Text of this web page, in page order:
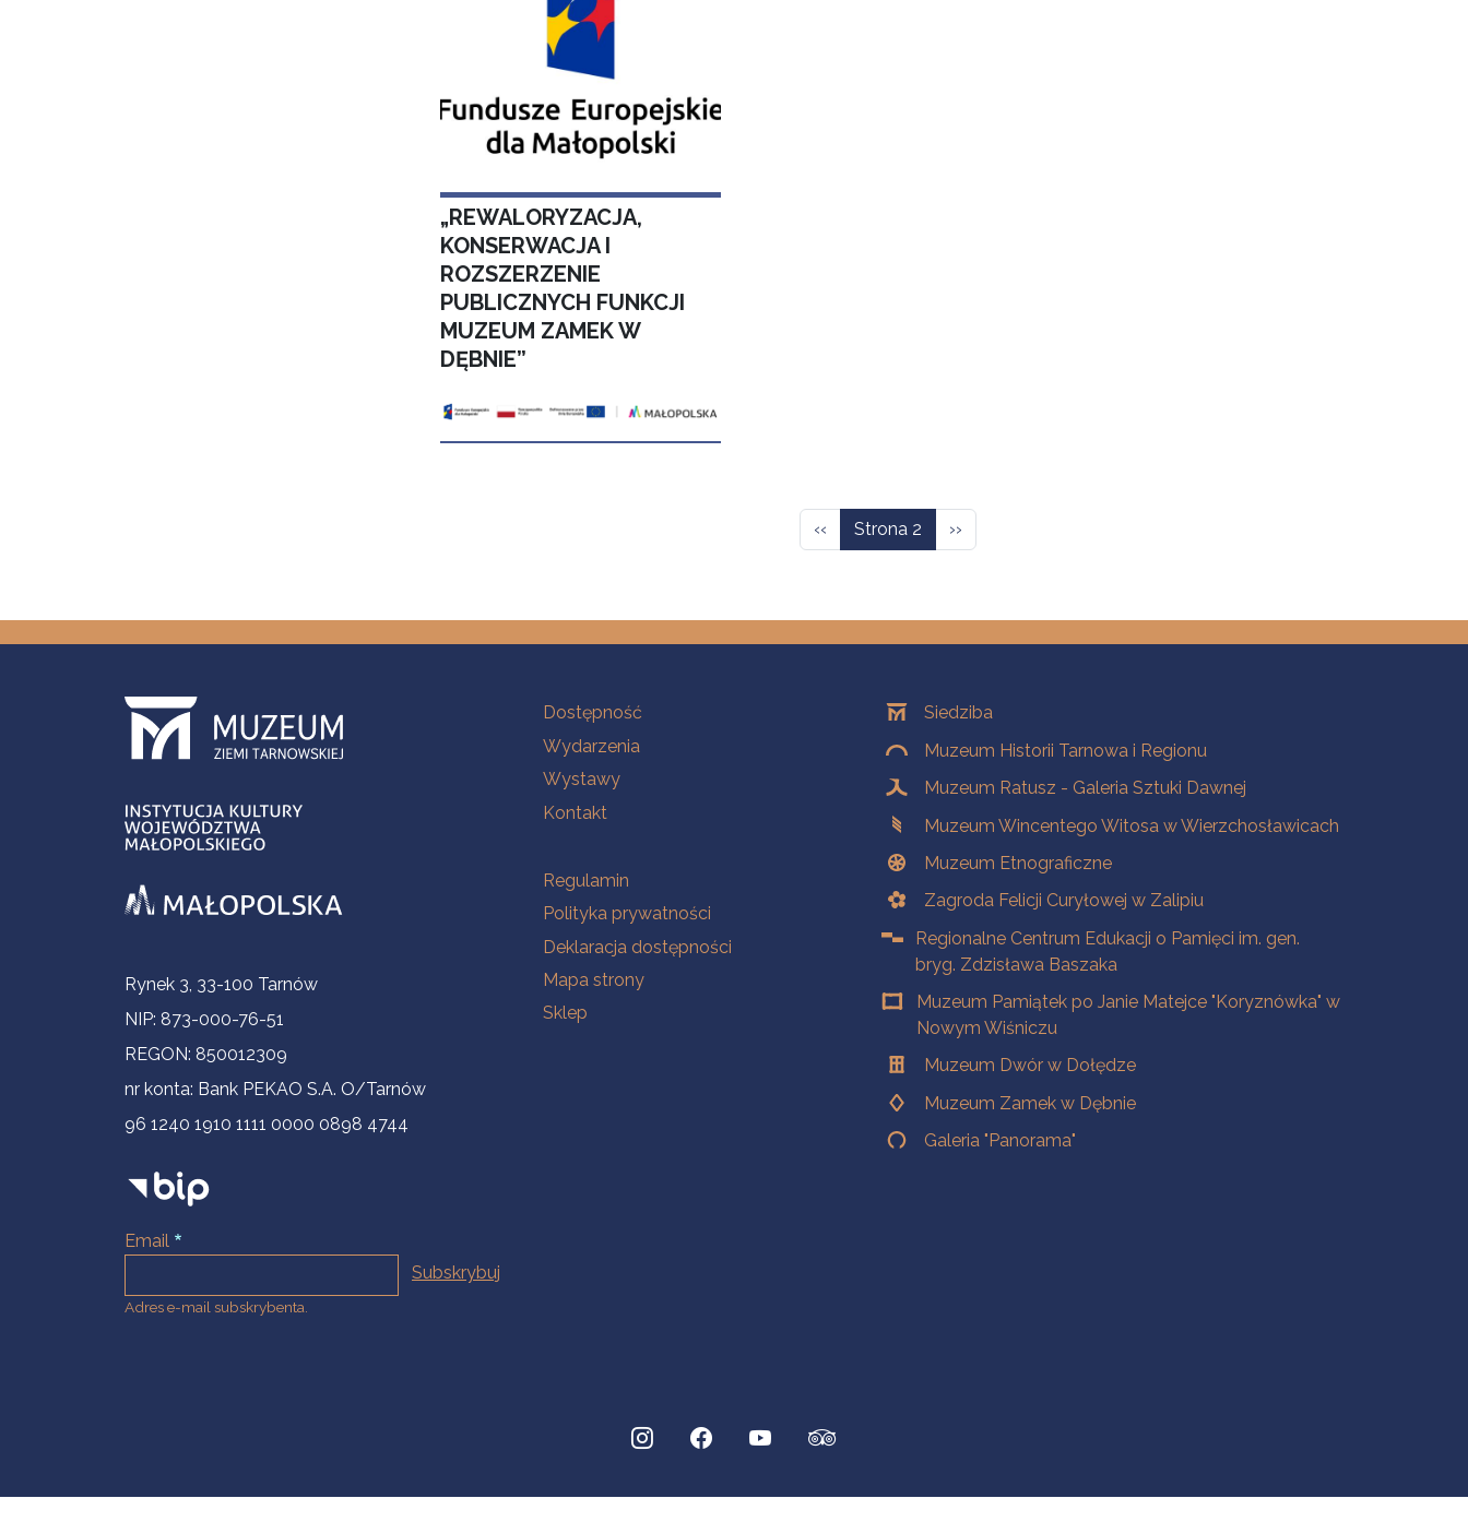
„REWALORYZACJA,
KONSERWACJA I
ROZSZERZENIE
PUBLICZNYCH FUNKCJI
MUZEUM ZAMEK W
DĘBNIE”
Poprzednia strona
‹‹ Strona 2 Następna strona
››
Informacje kontaktowe
Rynek 3, 33-100 Tarnów
NIP: 873-000-76-51
REGON: 850012309
nr konta: Bank PEKAO S.A. O/Tarnów
96 1240 1910 1111 0000 0898 4744
Email
Adres e-mail subskrybenta.
Na skróty
Dostępność
Wydarzenia
Wystawy
Kontakt
Na skróty
Regulamin
Polityka prywatności
Deklaracja dostępności
Mapa strony
Sklep
OddziałySiedziba
Muzeum Historii Tarnowa i Regionu
Muzeum Ratusz - Galeria Sztuki Dawnej
Muzeum Wincentego Witosa w Wierzchosławicach
Muzeum Etnograficzne
Zagroda Felicji Curyłowej w Zalipiu
Regionalne Centrum Edukacji o Pamięci im. gen.
bryg. Zdzisława Baszaka
Muzeum Pamiątek po Janie Matejce "Koryznówka" w
Nowym Wiśniczu
Muzeum Dwór w Dołędze
Muzeum Zamek w Dębnie
Galeria "Panorama"